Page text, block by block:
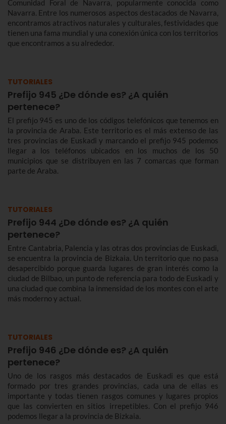
Comunidad Foral de Navarra, popularmente conocida como
Navarra. Entre los numerosos aspectos destacados de Navarra,
encontramos atractivos naturales y culturales, festividades que
tienen una fama mundial y una conexión única con los territorios
que encontramos a su alrededor.
TUTORIALES
Prefijo 945 ¿De dónde es? ¿A quién
pertenece?
El prefijo 945 es uno de los códigos telefónicos que tenemos en
la provincia de Araba. Este territorio es el más extenso de las
tres provincias de Euskadi y marcando el prefijo 945 podemos
llegar a los teléfonos ubicados en los muchos de los 50
municipios que se distribuyen en las 7 comarcas que forman
parte de Araba.
TUTORIALES
Prefijo 944 ¿De dónde es? ¿A quién
pertenece?
Entre Cantabria, Palencia y las otras dos provincias de Euskadi,
se encuentra la provincia de Bizkaia. Un territorio que no pasa
desapercibido porque guarda lugares de gran interés como la
ciudad de Bilbao, un punto de referencia para todo de Euskadi y
una ciudad que combina la inmensidad de los montes con el arte
más moderno y actual.
TUTORIALES
Prefijo 946 ¿De dónde es? ¿A quién
pertenece?
Uno de los rasgos más destacados de Euskadi es que está
formado por tres grandes provincias, cada una de ellas es
importante y todas tienen rasgos comunes y lugares propios
que las convierten en sitios irrepetibles. Con el prefijo 946
podemos llegar a la provincia de Bizkaia.